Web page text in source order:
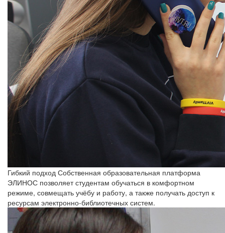
Гибкий подход Собственная образовательная платформа
ЭЛИНОС позволяет студентам обучаться в комфортном
режиме, совмещать учёбу и работу, а также получать доступ к
ресурсам электронно-библиотечных систем.